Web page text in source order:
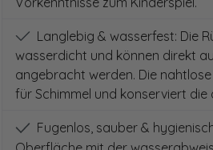
Langlebig & wasserfest: Die
wasserdicht und können direkt
angebracht werden. Die
für Schimmel und konserviert die
Fugenlos, sauber &